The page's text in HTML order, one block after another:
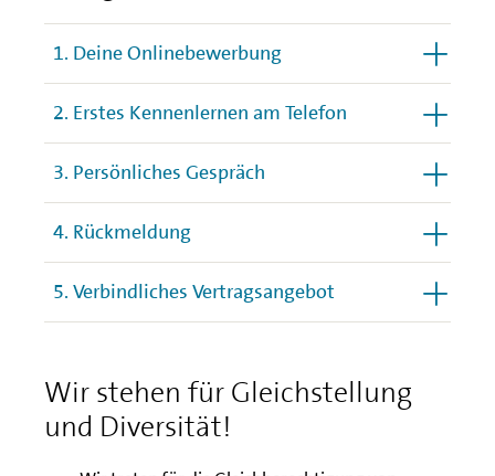
1. Deine Onlinebewerbung
2. Erstes Kennenlernen am Telefon
3. Persönliches Gespräch
4. Rückmeldung
5. Verbindliches Vertragsangebot
Wir stehen für Gleichstellung
und Diversität!